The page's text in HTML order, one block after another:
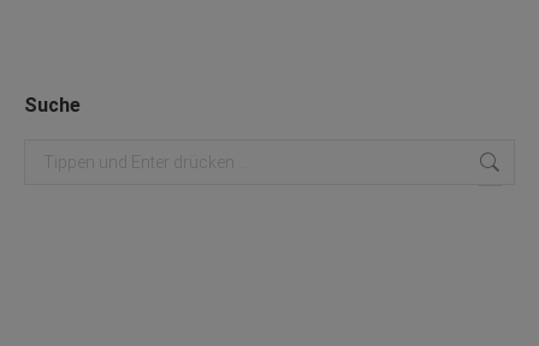
Suche
Search: